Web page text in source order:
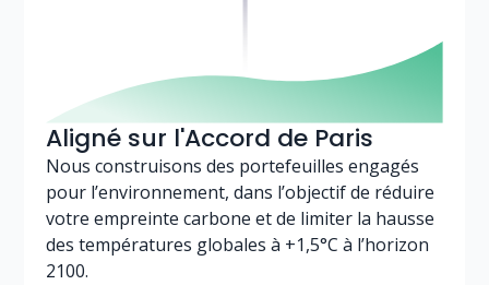
Aligné sur l'Accord de Paris
Nous construisons des portefeuillesengagés
pour l’environnement, dans l’objectif de réduire
votre empreinte carbone et de limiter la hausse
des températures globales à +1,5°C à l’horizon
2100.